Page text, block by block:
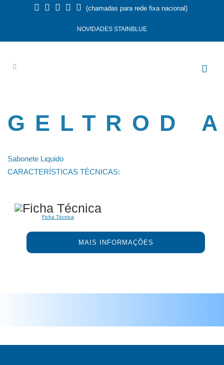
(chamadas para rede fixa nacional)
NOVIDADES STAINBLUE
GELTROD
Sabonete Liquido
CARACTERÍSTICAS TÉCNICAS:
Ficha Técnica
MAIS INFORMAÇÕES